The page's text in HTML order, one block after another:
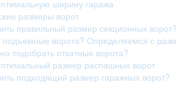
ширину гаража
размеры ворот
правильный размер секционных ворот?
подъемные ворота? Определяемся с
подобрать откатные ворота?
размер распашных ворот
подходящий размер гаражных ворот?